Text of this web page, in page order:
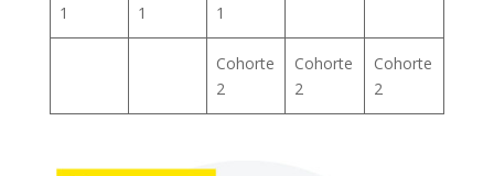
1
1
1
Cohorte
2
Cohorte
2
Cohorte
2